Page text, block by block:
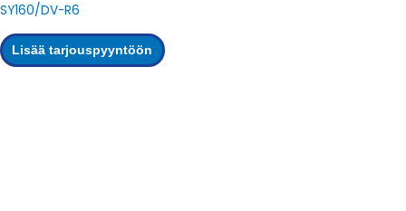
SY160/DV-R6
Lisää tarjouspyyntöön